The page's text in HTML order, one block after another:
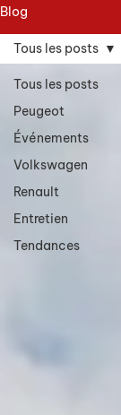
Blog
Tous les posts
Peugeot
Événements
Volkswagen
Renault
Entretien
Tendances
Tous les posts